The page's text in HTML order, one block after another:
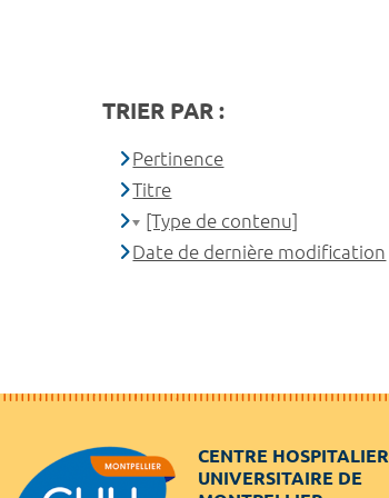
TRIER PAR :
Pertinence
Titre
[Type de contenu]
Date de dernière modification
CENTRE HOSPITALIER
UNIVERSITAIRE DE